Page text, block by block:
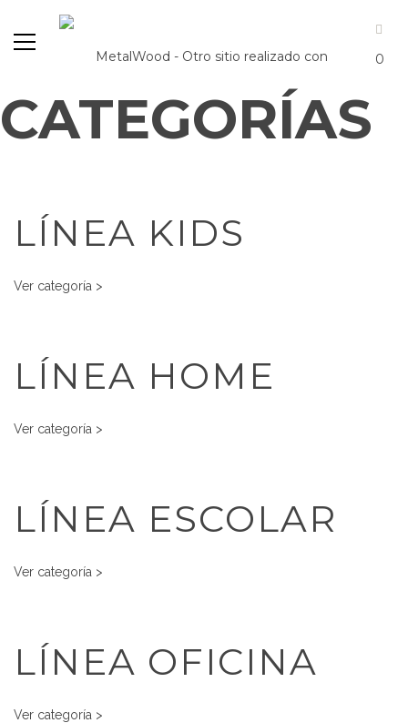
0
CATEGORÍAS
LÍNEA KIDS
Ver categoría >
LÍNEA HOME
Ver categoría >
LÍNEA ESCOLAR
Ver categoría >
LÍNEA OFICINA
Ver categoría >